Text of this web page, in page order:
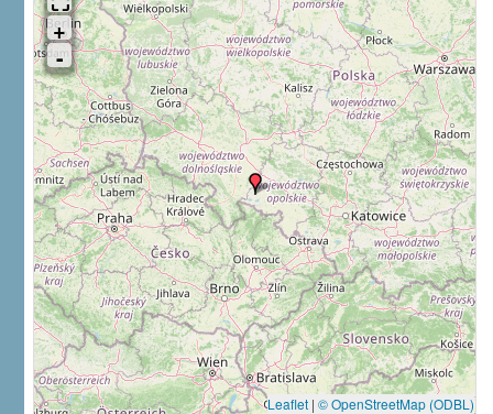
Leaflet | © OpenStreetMap (ODBL)